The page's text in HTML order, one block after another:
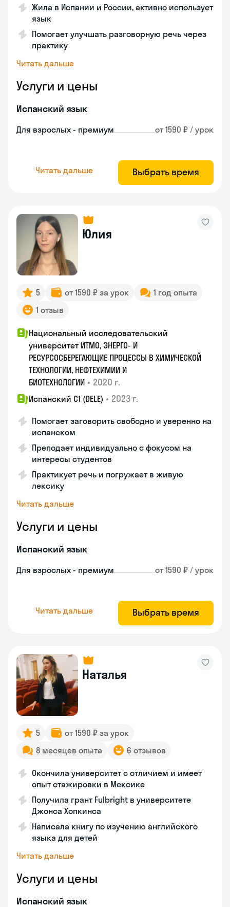
Жила в Испании и России, активно использует
язык
Помогает улучшать разговорную речь через
практику
Читать дальше
Услуги и цены
Испанский язык
Для взрослых - премиум от 1590 ₽ / урок
Читать дальше Выбрать время
Юлия
5 от 1590 ₽ за урок
1 год опыта
1 отзыв
Национальный исследовательский
университет ИТМО, ЭНЕРГО- И
РЕСУРСОСБЕРЕГАЮЩИЕ ПРОЦЕССЫ В ХИМИЧЕСКОЙ
ТЕХНОЛОГИИ, НЕФТЕХИМИИ И
БИОТЕХНОЛОГИИ • 2020 г.
Испанский С1 (DELE) • 2023 г.
Помогает заговорить свободно и уверенно на
испанском
Преподает индивидуально с фокусом на
интересы студентов
Практикует речь и погружает в живую
лексику
Читать дальше
Услуги и цены
Испанский язык
Для взрослых - премиум от 1590 ₽ / урок
Читать дальше Выбрать время
Наталья
5
от 1590 ₽ за урок
8 месяцев опыта
6 отзывов
Окончила университет с отличием и имеет
опыт стажировки в Мексике
Получила грант Fulbright в университете
Джонса Хопкинса
Написала книгу по изучению английского
языка для детей
Читать дальше
Услуги и цены
Испанский язык